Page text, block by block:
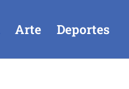
Arte Deportes